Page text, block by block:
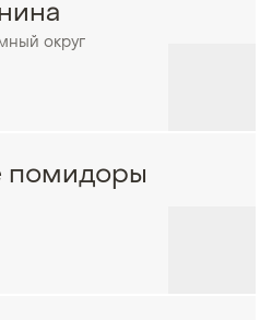
округ
помидоры